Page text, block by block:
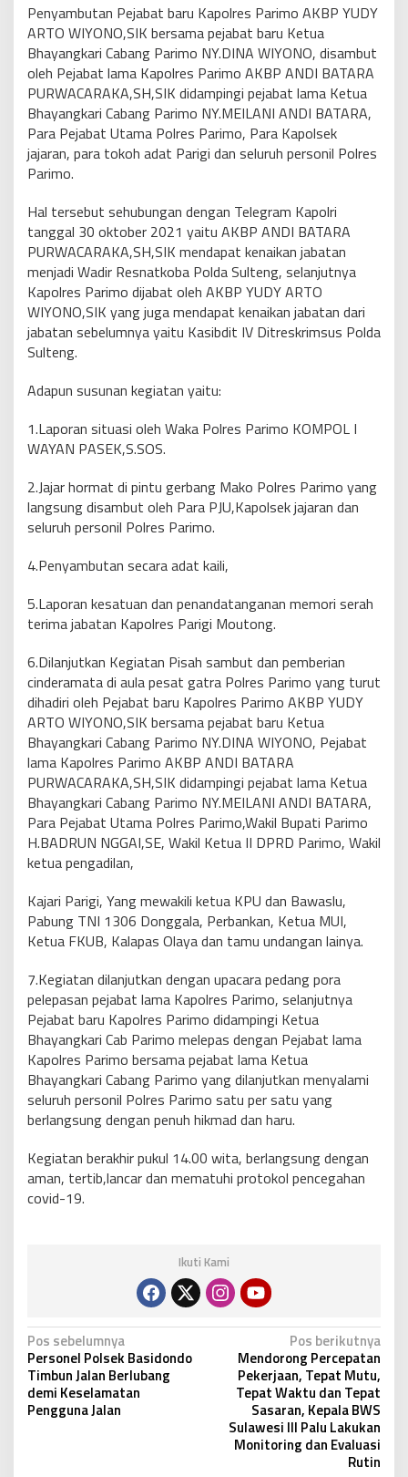
Penyambutan Pejabat baru Kapolres Parimo AKBP YUDY
ARTO WIYONO,SIK bersama pejabat baru Ketua
Bhayangkari Cabang Parimo NY.DINA WIYONO, disambut
oleh Pejabat lama Kapolres Parimo AKBP ANDI BATARA
PURWACARAKA,SH,SIK didampingi pejabat lama Ketua
Bhayangkari Cabang Parimo NY.MEILANI ANDI BATARA,
Para Pejabat Utama Polres Parimo, Para Kapolsek
jajaran, para tokoh adat Parigi dan seluruh personil Polres
Parimo.
Hal tersebut sehubungan dengan Telegram Kapolri
tanggal 30 oktober 2021 yaitu AKBP ANDI BATARA
PURWACARAKA,SH,SIK mendapat kenaikan jabatan
menjadi Wadir Resnatkoba Polda Sulteng, selanjutnya
Kapolres Parimo dijabat oleh AKBP YUDY ARTO
WIYONO,SIK yang juga mendapat kenaikan jabatan dari
jabatan sebelumnya yaitu Kasibdit IV Ditreskrimsus Polda
Sulteng.
Adapun susunan kegiatan yaitu:
1.Laporan situasi oleh Waka Polres Parimo KOMPOL I
WAYAN PASEK,S.SOS.
2.Jajar hormat di pintu gerbang Mako Polres Parimo yang
langsung disambut oleh Para PJU,Kapolsek jajaran dan
seluruh personil Polres Parimo.
4.Penyambutan secara adat kaili,
5.Laporan kesatuan dan penandatanganan memori serah
terima jabatan Kapolres Parigi Moutong.
6.Dilanjutkan Kegiatan Pisah sambut dan pemberian
cinderamata di aula pesat gatra Polres Parimo yang turut
dihadiri oleh Pejabat baru Kapolres Parimo AKBP YUDY
ARTO WIYONO,SIK bersama pejabat baru Ketua
Bhayangkari Cabang Parimo NY.DINA WIYONO, Pejabat
lama Kapolres Parimo AKBP ANDI BATARA
PURWACARAKA,SH,SIK didampingi pejabat lama Ketua
Bhayangkari Cabang Parimo NY.MEILANI ANDI BATARA,
Para Pejabat Utama Polres Parimo,Wakil Bupati Parimo
H.BADRUN NGGAI,SE, Wakil Ketua II DPRD Parimo, Wakil
ketua pengadilan,
Kajari Parigi, Yang mewakili ketua KPU dan Bawaslu,
Pabung TNI 1306 Donggala, Perbankan, Ketua MUI,
Ketua FKUB, Kalapas Olaya dan tamu undangan lainya.
7.Kegiatan dilanjutkan dengan upacara pedang pora
pelepasan pejabat lama Kapolres Parimo, selanjutnya
Pejabat baru Kapolres Parimo didampingi Ketua
Bhayangkari Cab Parimo melepas dengan Pejabat lama
Kapolres Parimo bersama pejabat lama Ketua
Bhayangkari Cabang Parimo yang dilanjutkan menyalami
seluruh personil Polres Parimo satu per satu yang
berlangsung dengan penuh hikmad dan haru.
Kegiatan berakhir pukul 14.00 wita, berlangsung dengan
aman, tertib,lancar dan mematuhi protokol pencegahan
covid-19.
Ikuti Kami
N
a
v
i
Pos sebelumnya
Personel Polsek Basidondo
Timbun Jalan Berlubang
demi Keselamatan
Pengguna Jalan
Pos berikutnya
Mendorong Percepatan
Pekerjaan, Tepat Mutu,
Tepat Waktu dan Tepat
Sasaran, Kepala BWS
Sulawesi III Palu Lakukan
Monitoring dan Evaluasi
Rutin